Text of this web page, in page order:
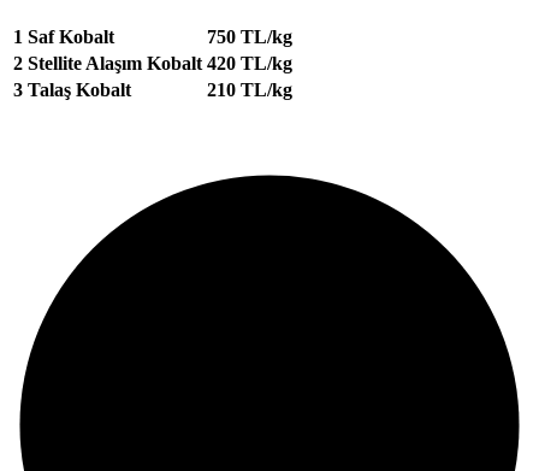
1 Saf Kobalt
750 TL/kg
2 Stellite Alaşım Kobalt 420 TL/kg
3 Talaş Kobalt 210 TL/kg